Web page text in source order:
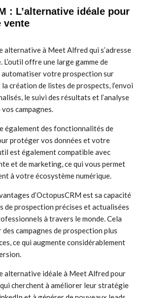
: L’alternative idéale pour
vente
alternative à Meet Alfred qui s’adresse
L’outil offre une large gamme de
votre prospection sur
création de listes de prospects, l’envoi
le suivi des résultats et l’analyse
campagnes.
également des fonctionnalités de
protéger vos données et votre
est également compatible avec
et de marketing, ce qui vous permet
à votre écosystème numérique.
d’OctopusCRM est sa capacité
de prospection précises et actualisées
à travers le monde. Cela
campagnes de prospection plus
ce qui augmente considérablement
alternative idéale à Meet Alfred pour
cherchent à améliorer leur stratégie